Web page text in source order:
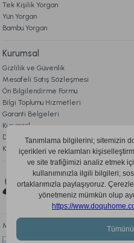
Tek Kişilik Yorgan
Yün Yorgan
Bambu Yorgan
Kurumsal
Gizlilik ve Güvenlik
Mesafeli Satış Sözleşmesi
Ön Bilgilendirme Formu
Bilgi Toplumu Hizmetleri
Garanti Belgeleri
Kurumsal
Doqu Blog
KVKK Aydınlatma Metni
0850 205 03 35
Mobil Uygulamayı İndir, Fırsatları Kaçırma!